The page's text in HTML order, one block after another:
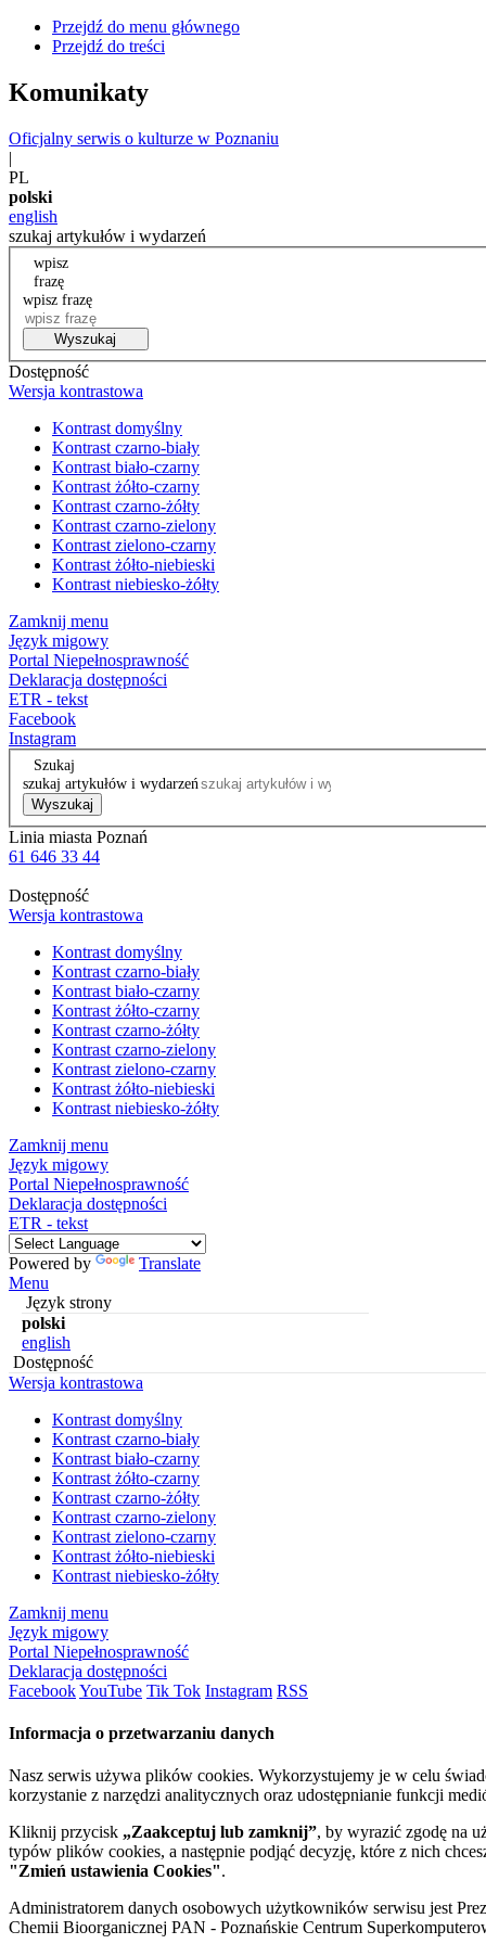
Przejdź do menu głównego
Przejdź do treści
Komunikaty
Oficjalny serwis o kulturze w Poznaniu
|
PL
polski
english
szukaj artykułów i wydarzeń
wpisz
frazę
wpisz frazę
Wyszukaj
Dostępność
Wersja kontrastowa
Kontrast domyślny
Kontrast czarno-biały
Kontrast biało-czarny
Kontrast żółto-czarny
Kontrast czarno-żółty
Kontrast czarno-zielony
Kontrast zielono-czarny
Kontrast żółto-niebieski
Kontrast niebiesko-żółty
Zamknij menu
Język migowy
Portal Niepełnosprawność
Deklaracja dostępności
ETR - tekst
Facebook
Instagram
Szukaj
szukaj artykułów i wydarzeń
Wyszukaj
Linia miasta Poznań
61 646 33 44
Dostępność
Wersja kontrastowa
Kontrast domyślny
Kontrast czarno-biały
Kontrast biało-czarny
Kontrast żółto-czarny
Kontrast czarno-żółty
Kontrast czarno-zielony
Kontrast zielono-czarny
Kontrast żółto-niebieski
Kontrast niebiesko-żółty
Zamknij menu
Język migowy
Portal Niepełnosprawność
Deklaracja dostępności
ETR - tekst
Powered by
Translate
Menu
Język strony
polski
english
Dostępność
Wersja kontrastowa
Kontrast domyślny
Kontrast czarno-biały
Kontrast biało-czarny
Kontrast żółto-czarny
Kontrast czarno-żółty
Kontrast czarno-zielony
Kontrast zielono-czarny
Kontrast żółto-niebieski
Kontrast niebiesko-żółty
Zamknij menu
Język migowy
Portal Niepełnosprawność
Deklaracja dostępności
FacebookYouTube Tik Tok Instagram RSS
Informacja o przetwarzaniu danych
Nasz serwis używa plików cookies. Wykorzystujemy je w celu
korzystanie z narzędzi analitycznych oraz udostępnianie funkcji
Kliknij przycisk „Zaakceptuj lub zamknij”, by wyrazić zgodę na
typów plików cookies, a następnie podjąć decyzję, które z nich
"Zmień ustawienia Cookies".
Administratorem danych osobowych użytkowników serwisu jest
Chemii Bioorganicznej PAN - Poznańskie Centrum